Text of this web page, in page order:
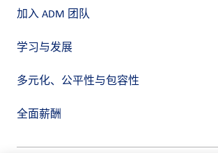
加入 ADM 团队
学习与发展
多元化、公平性与包容性
全面薪酬